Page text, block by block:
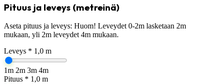
Pituus ja leveys (metreinä)
Aseta pituus ja leveys: Huom! Leveydet 0-2m lasketaan 2m
mukaan, yli 2m leveydet 4m mukaan.
Leveys * 1,0 m
1m 2m 3m 4m
Pituus * 1,0 m